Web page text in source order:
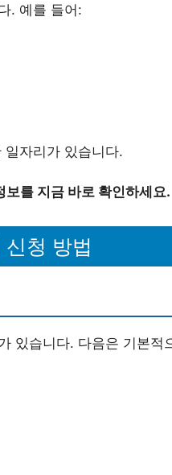
. 예를 들어:
자리가 있습니다.
를 지금 바로 확인하세요.
청 방법
있습니다. 다음은 기본적